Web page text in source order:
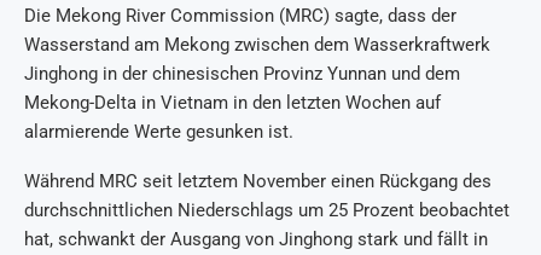
Die Mekong River Commission (MRC) sagte, dass der
Wasserstand am Mekong zwischen dem Wasserkraftwerk
Jinghong in der chinesischen Provinz Yunnan und dem
Mekong-Delta in Vietnam in den letzten Wochen auf
alarmierende Werte gesunken ist.
Während MRC seit letztem November einen Rückgang des
durchschnittlichen Niederschlags um 25 Prozent beobachtet
hat, schwankt der Ausgang von Jinghong stark und fällt in